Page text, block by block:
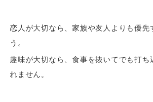
恋人が大切なら、家族や友人よりも優先
う。
趣味が大切なら、食事を抜いてでも打ち
れません。